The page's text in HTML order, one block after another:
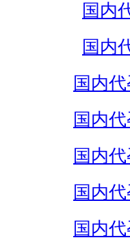
国内
国内
国内
国内
国内
国内
国内